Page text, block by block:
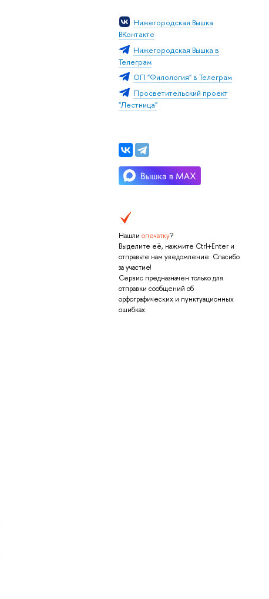
Нижегородская Вышка
ВКонтакте
Нижегородская Вышка в
Телеграм
ОП "Филология" в Телеграм
Просветительский проект
"Лестница"
Нашли опечатку?
Выделите её, нажмите Ctrl+Enter и
отправьте нам уведомление. Спасибо
за участие!
Сервис предназначен только для
отправки сообщений об
орфографических и пунктуационных
ошибках.